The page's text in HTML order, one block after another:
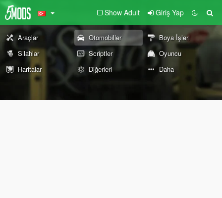
Show Adult Giriş Yap
Araçlar Otomobiller
Boya İşleri
Silahlar
Scriptler
Oyuncu
Haritalar
Diğerleri Daha